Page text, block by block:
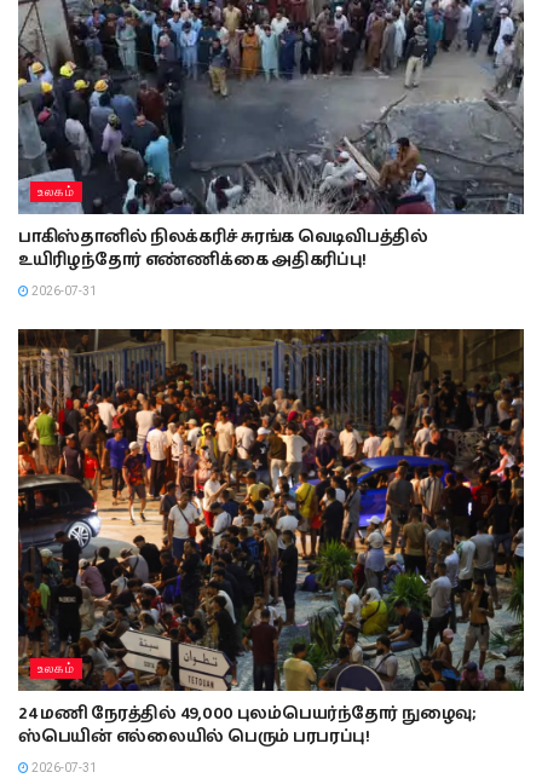
உலகம்
பாகிஸ்தானில் நிலக்கரிச் சுரங்க வெடிவிபத்தில்
உயிரிழந்தோர் எண்ணிக்கை அதிகரிப்பு!
2026-07-31
உலகம்
24 மணி நேரத்தில் 49,000 புலம்பெயர்ந்தோர் நுழைவு;
ஸ்பெயின் எல்லையில் பெரும் பரபரப்பு!
2026-07-31